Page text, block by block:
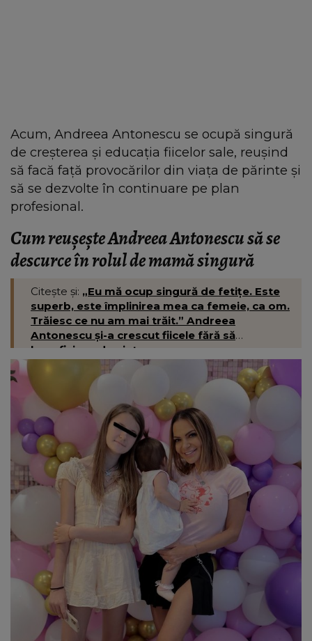
Acum, Andreea Antonescu se ocupă singură
de creșterea și educația fiicelor sale, reușind
să facă față provocărilor din viața de părinte și
să se dezvolte în continuare pe plan
profesional.
Cum reușește Andreea Antonescu să se
descurce în rolul de mamă singură
Citește și: „Eu mă ocup singură de fetițe. Este
superb, este împlinirea mea ca femeie, ca om.
Trăiesc ce nu am mai trăit.” Andreea
Antonescu și-a crescut fiicele fără să
beneficieze de ajutor